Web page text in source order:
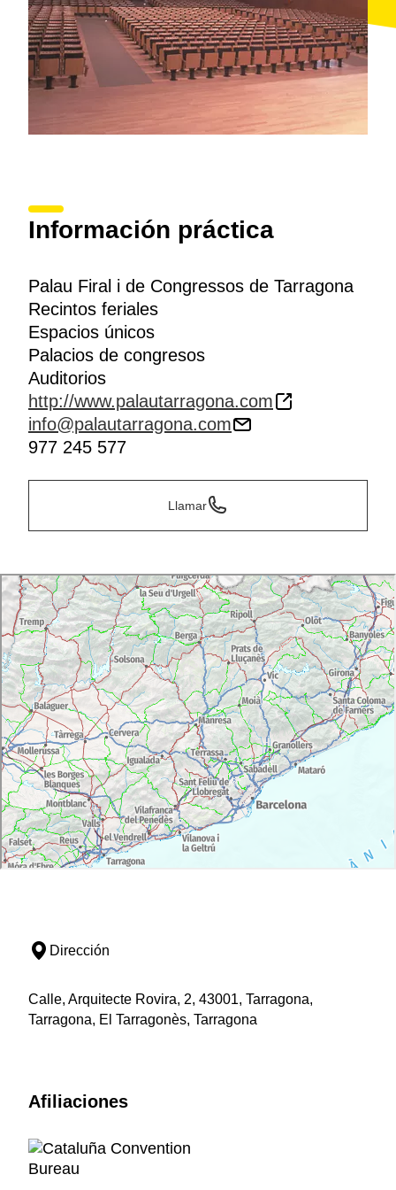
animada por unafranja litoralde prestigio y por un
amplio abanico de posibilidades de ocio, entre los
que destacan sin duda losdeportes náuticosy el
golf
Información práctica
Palau Firal i de Congressos de Tarragona
Recintos feriales
Espacios únicos
Palacios de congresos
Auditorios
http://www.palautarragona.com
info@palautarragona.com
977 245 577
Llamar
Dirección
Calle, Arquitecte Rovira, 2, 43001, Tarragona,
Tarragona, El Tarragonès, Tarragona
Afiliaciones